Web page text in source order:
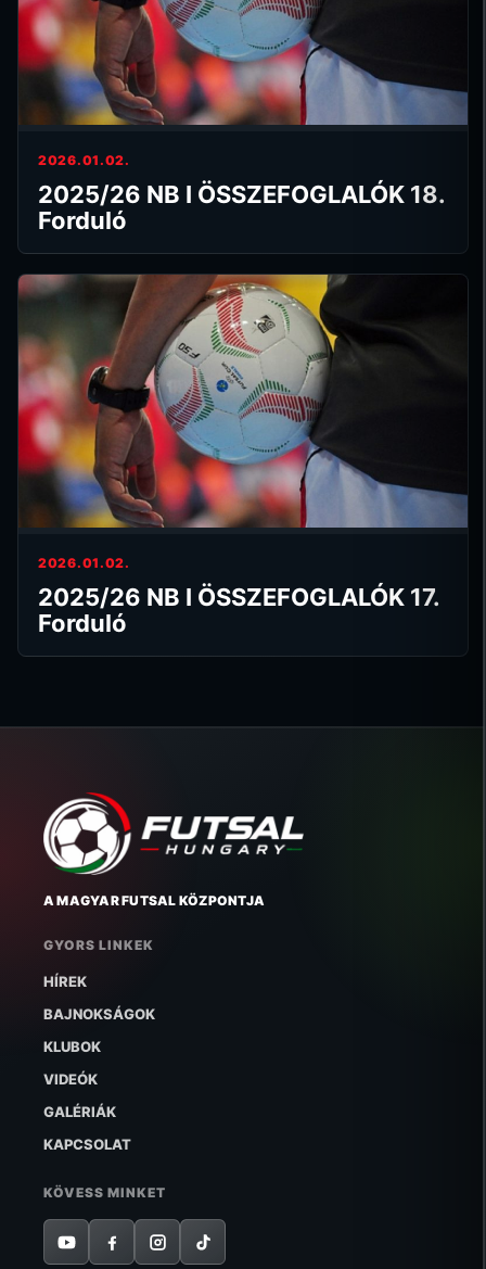
2026.01.02.
2025/26 NB I ÖSSZEFOGLALÓK 18.
Forduló
2026.01.02.
2025/26 NB I ÖSSZEFOGLALÓK 17.
Forduló
A MAGYAR FUTSAL KÖZPONTJA
GYORS LINKEK
HÍREK
BAJNOKSÁGOK
KLUBOK
VIDEÓK
GALÉRIÁK
KAPCSOLAT
KÖVESS MINKET